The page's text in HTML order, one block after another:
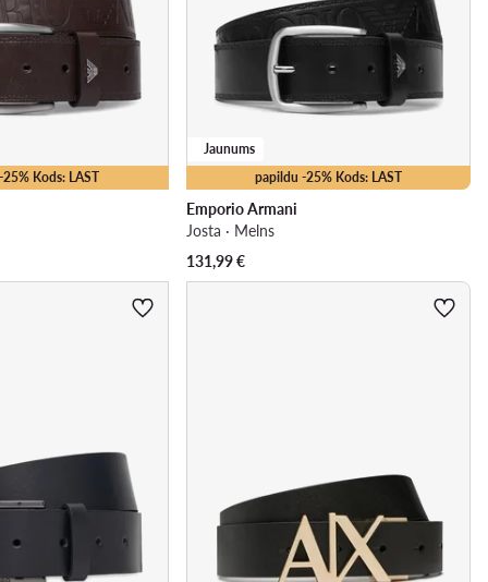
Kods: LAST papildu -25% Kods: LAST
Jaunums
Emporio Armani
Josta · Melns
131,99€